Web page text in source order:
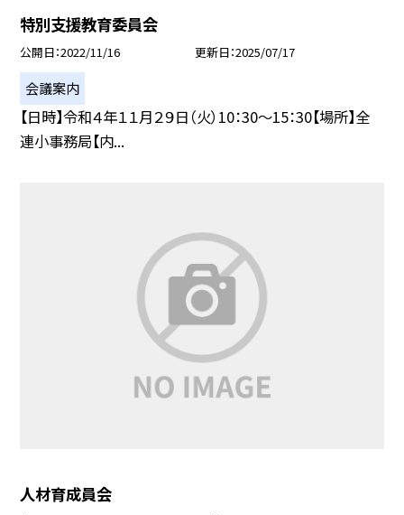
特別支援教育委員会
公開日 2022/11/16 更新日 2025/07/17
会議案内
【日時】令和４年１１月２９日（火）10：30〜15：30【場所】全
連小事務局【内...
人材育成員会